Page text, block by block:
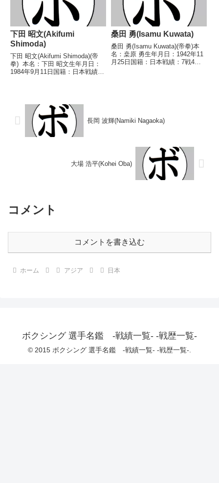
下田 昭文(Akifumi
Shimoda)
下田 昭文(Akifumi Shimoda)(帝
拳) 本名：下田 昭文生年月日：
1984年9月11日国籍：日本戦績：
バンタム級王座第...
桑田 勇(Isamu Kuwata)
桑田 勇(Isamu Kuwata)(帝拳)本
名：桒原 勇生年月日：1942年11
月25日国籍：日本戦績：7戦4勝
長岡 波輝(Namiki Nagaoka)
大場 浩平(Kohei Oba)
コメント
コメントを書き込む
ホーム アジア 日本
ボクシング 選手名鑑 -戦績一覧- -戦歴一覧-
© 2015 ボクシング 選手名鑑 -戦績一覧- -戦歴一覧-.